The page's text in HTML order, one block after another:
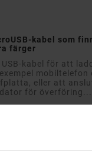
kabel som
färger
USB-kabel för att
mobiltelefon
eller att
för överföring...
i flera färger